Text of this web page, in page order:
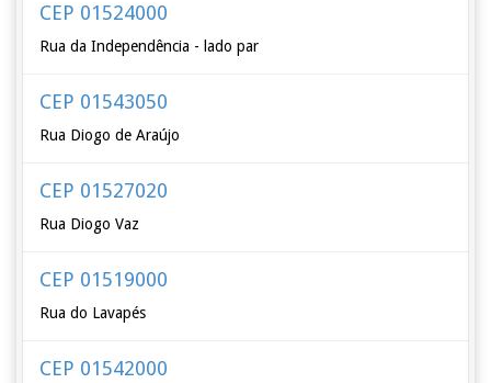
CEP 01524000
Rua da Independência - lado par
CEP 01543050
Rua Diogo de Araújo
CEP 01527020
Rua Diogo Vaz
CEP 01519000
Rua do Lavapés
CEP 01542000